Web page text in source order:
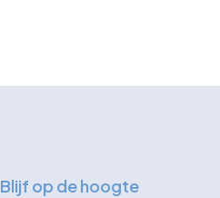
Blijf op de hoogte